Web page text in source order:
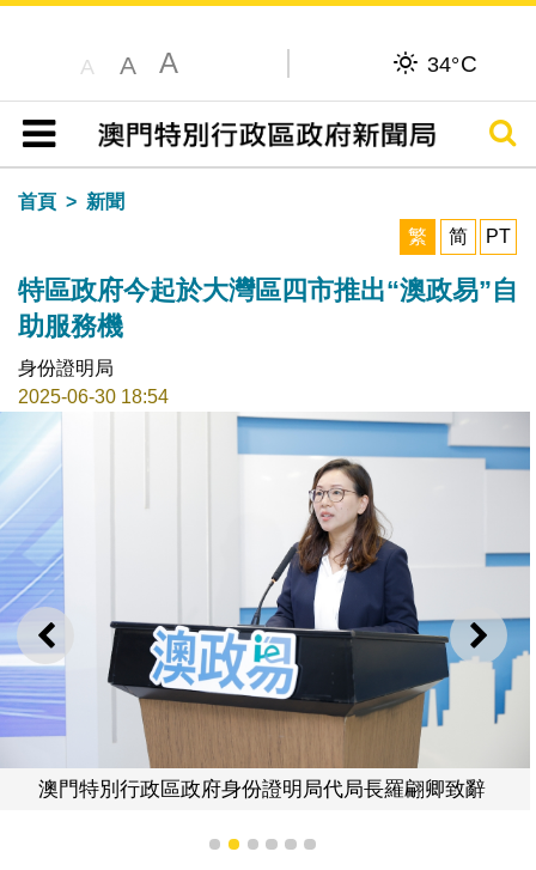
A A A 34°C
目錄
搜尋
首頁
新聞
繁
简 PT
特區政府今起於大灣區四市推出“澳政易”自
助服務機
身份證明局
2025-06-30 18:54
上一則 下一
澳門特別行政區政府身份證明局代局長羅翩卿致辭
1 2 3 4 5 6